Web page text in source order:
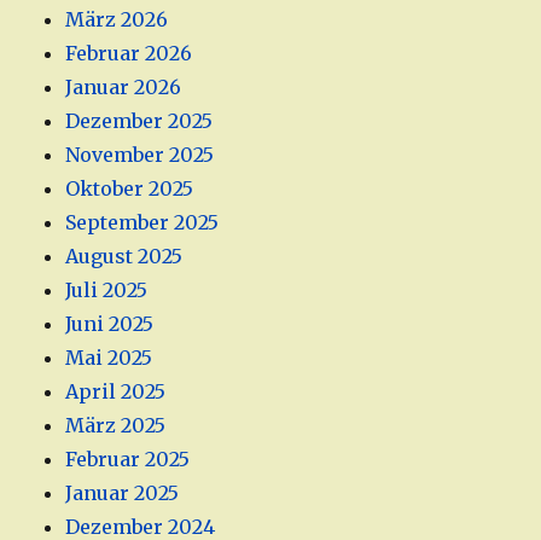
März 2026
Februar 2026
Januar 2026
Dezember 2025
November 2025
Oktober 2025
September 2025
August 2025
Juli 2025
Juni 2025
Mai 2025
April 2025
März 2025
Februar 2025
Januar 2025
Dezember 2024